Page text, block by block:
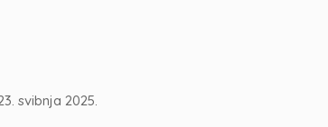
svibnja 2025.